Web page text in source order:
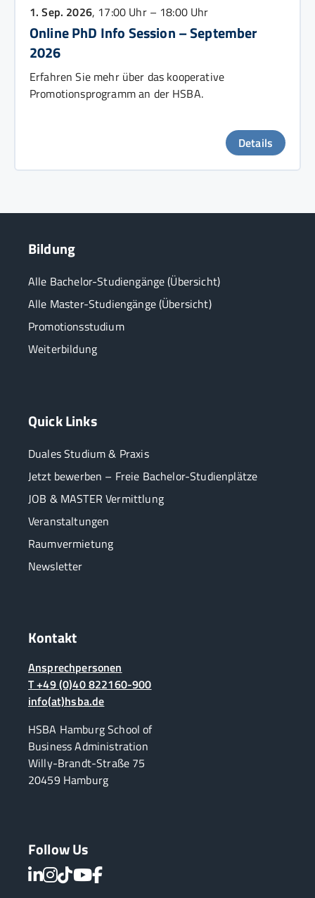
1. Sep. 2026, 17:00 Uhr – 18:00 Uhr
Online PhD Info Session – September
2026
Erfahren Sie mehr über das kooperative
Promotionsprogramm an der HSBA.
Details
Bildung
Alle Bachelor-Studiengänge (Übersicht)
Alle Master-Studiengänge (Übersicht)
Promotionsstudium
Weiterbildung
Quick Links
Duales Studium & Praxis
Jetzt bewerben – Freie Bachelor-Studienplätze
JOB & MASTER Vermittlung
Veranstaltungen
Raumvermietung
Newsletter
Kontakt
Ansprechpersonen
T +49 (0)40 822160-900
info(at)hsba.de
HSBA Hamburg School of
Business Administration
Willy-Brandt-Straße 75
20459 Hamburg
Follow Us